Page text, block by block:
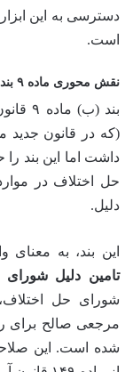
دسترسی به این
است.
نقش محوری ماده ۹ بند (ب) قانون شوراهای حل اختلاف
داشت اما این بند
حل اختلاف در
دلیل.
این بند، به
تامین دلیل
شورای حل
مرجعی صالح برای
شده است. این